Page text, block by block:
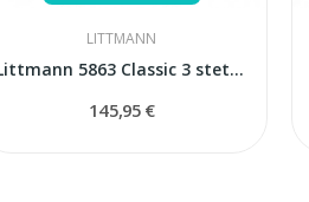
LITTMANN
Littmann 5863 Classic 3 stetoskops
145,95 €